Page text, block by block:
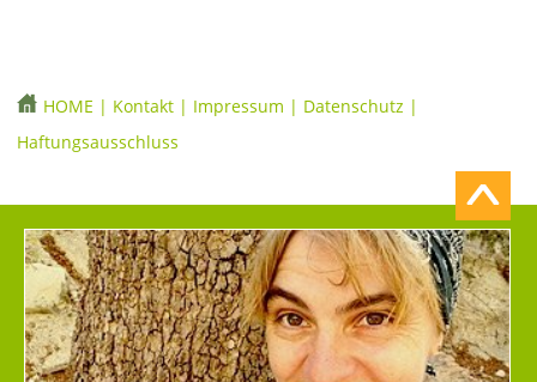
HOME | Kontakt | Impressum | Datenschutz |
Haftungsausschluss